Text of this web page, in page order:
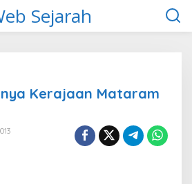
Sejarah
j
a
Kerajaan Mataram